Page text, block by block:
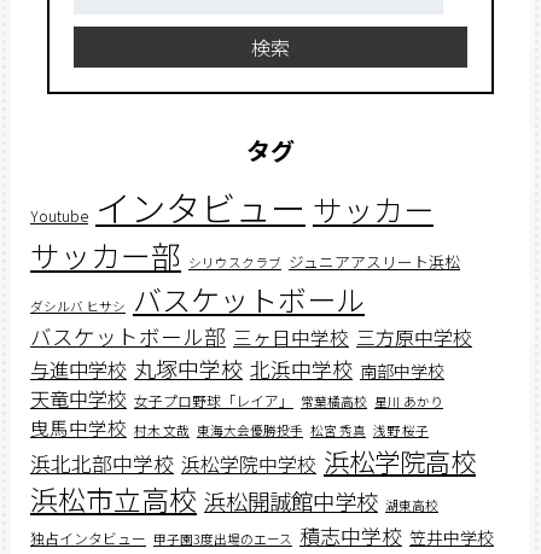
検索
タグ
Youtube インタビュー サッカー
サッカー部 シリウスクラブ ジュニアアスリート浜松
ダシルバ ヒサシ バスケットボール
バスケットボール部 三ヶ日中学校 三方原中学校
与進中学校 丸塚中学校 北浜中学校 南部中学校
天竜中学校 女子プロ野球「レイア」 常葉橘高校 星川 あかり
曳馬中学校 村木 文哉 東海大会優勝投手 松宮 秀真 浅野 桜子
浜北北部中学校 浜松学院中学校 浜松学院高校
浜松市立高校 浜松開誠館中学校 湖東高校
独占インタビュー 甲子園3度出場のエース 積志中学校 笠井中学校